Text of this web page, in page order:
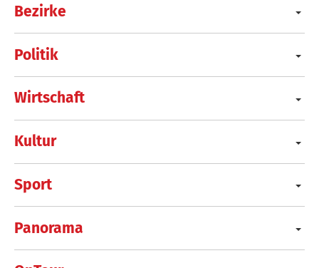
Bezirke
Politik
Wirtschaft
Kultur
Sport
Panorama